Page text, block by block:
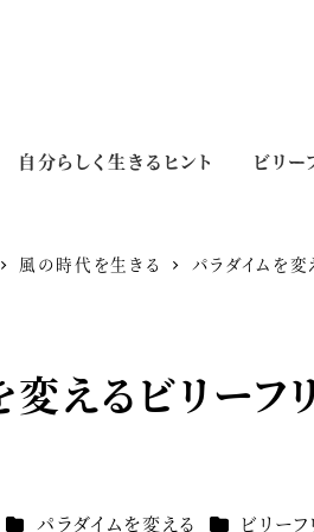
自分らしく生きるヒント ビリー
風の時代を生きる パラダイムを変
変えるビリー
カテゴリー
パラダイムを変える カテゴリー
ビリーフ